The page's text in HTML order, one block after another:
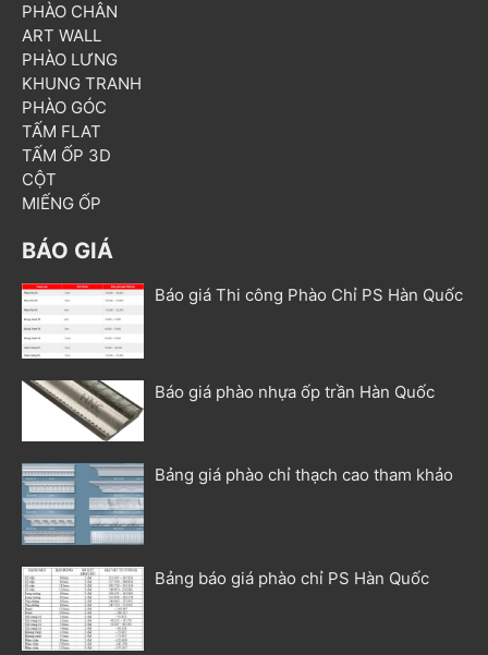
PHÀO CHÂN
ART WALL
PHÀO LƯNG
KHUNG TRANH
PHÀO GÓC
TẤM FLAT
TẤM ỐP 3D
CỘT
MIẾNG ỐP
BÁO GIÁ
Báo giá Thi công Phào Chỉ PS Hàn Quốc
Báo giá phào nhựa ốp trần Hàn Quốc
Bảng giá phào chỉ thạch cao tham khảo
Bảng báo giá phào chỉ PS Hàn Quốc